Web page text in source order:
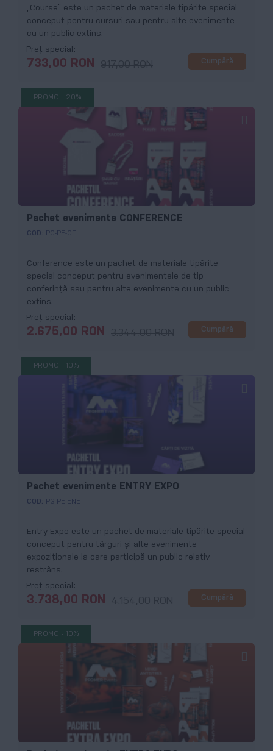
„Course” este un pachet de materiale tipărite special
conceput pentru cursuri sau pentru alte evenimente
cu un public extins.
Preț special
733,00 RON Cumpără
PROMO - 20%
Pachet evenimente CONFERENCE
COD: PG-PE-CF
Conference este un pachet de materiale tipărite
special conceput pentru evenimentele de tip
conferință sau pentru alte evenimente cu un public
extins.
Preț special
2.675,00 RON Cumpără
PROMO - 10%
Pachet evenimente ENTRY EXPO
COD: PG-PE-ENE
Entry Expo este un pachet de materiale tipărite special
conceput pentru târguri și alte evenimente
expoziționale la care participă un public relativ
restrâns.
Preț special
3.738,00 RON Cumpără
PROMO - 10%